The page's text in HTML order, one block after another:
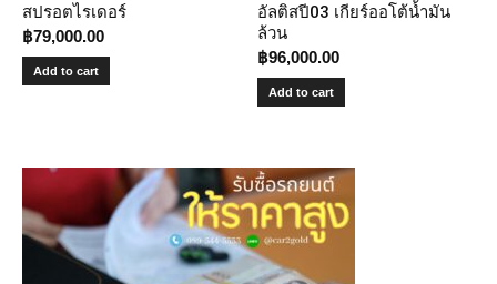
สปรอตไรเดอร์
฿79,000.00
Add to cart
อัลติสปี03 เกียร์ออโต้น้ำมัน
ล้วน
฿96,000.00
Add to cart